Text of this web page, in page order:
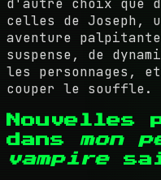
d'autre choix que
celles de Joseph,
aventure
suspense, de
les personnages,
couper le souffle.
Nouvelles
dans mon
vampire